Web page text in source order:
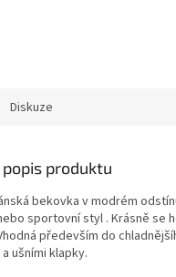
Diskuze
produktu
bekovka v modrém
sportovní styl . Krásně se
především do
ušními klapky.